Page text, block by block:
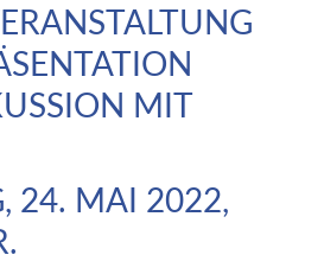
MIT
24. MAI 2022,